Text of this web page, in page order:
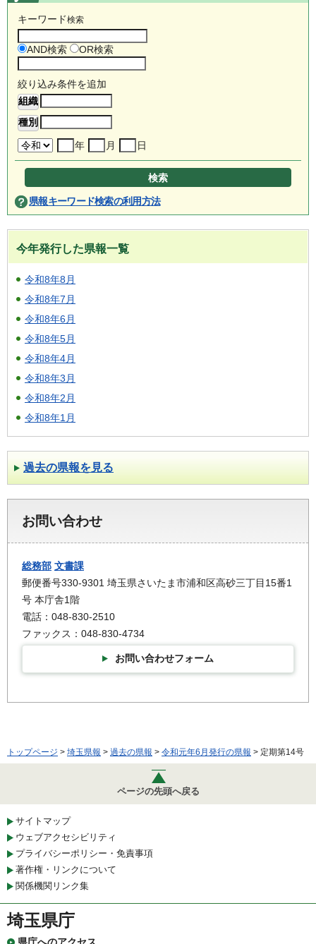
キーワード検索
AND検索 OR検索
絞り込み条件を追加
年 月 日
県報キーワード検索の利用方法
今年発行した県報一覧
令和8年8月
令和8年7月
令和8年6月
令和8年5月
令和8年4月
令和8年3月
令和8年2月
令和8年1月
過去の県報を見る
お問い合わせ
総務部 文書課
郵便番号330-9301 埼玉県さいたま市浦和区高砂三丁目15番1
号 本庁舎1階
電話：048-830-2510
ファックス：048-830-4734
お問い合わせフォーム
トップページ > 埼玉県報 > 過去の県報 > 令和元年6月発行の県報 > 定期第14号
ページの先頭へ戻る
サイトマップ
ウェブアクセシビリティ
プライバシーポリシー・免責事項
著作権・リンクについて
関係機関リンク集
埼玉県庁